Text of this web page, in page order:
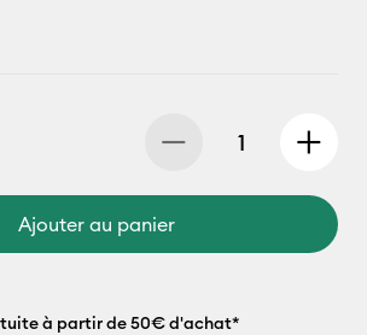
Ajouter au panier
à partir de 50€ d'achat*